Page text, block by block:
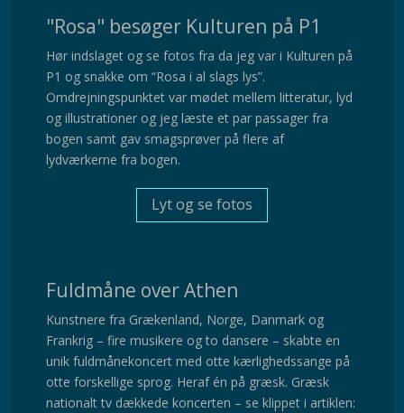
"Rosa" besøger Kulturen på P1
Hør indslaget og se fotos fra da jeg var i Kulturen på
P1 og snakke om “Rosa i al slags lys”.
Omdrejningspunktet var mødet mellem litteratur, lyd
og illustrationer og jeg læste et par passager fra
bogen samt gav smagsprøver på flere af
lydværkerne fra bogen.
Lyt og se fotos
Fuldmåne over Athen
Kunstnere fra Grækenland, Norge, Danmark og
Frankrig – fire musikere og to dansere – skabte en
unik fuldmånekoncert med otte kærlighedssange på
otte forskellige sprog. Heraf én på græsk. Græsk
nationalt tv dækkede koncerten – se klippet i artiklen: